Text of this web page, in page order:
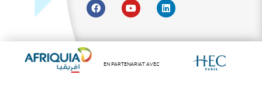
EN PARTENARIAT AVEC